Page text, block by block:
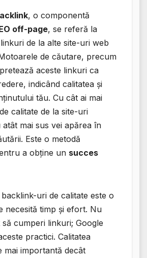
, o componentă
off-page, se referă la
de la alte site-uri web
de căutare, precum
aceste linkuri ca
indicând calitatea și
tău. Cu cât ai mai
calitate de la site-uri
mai sus vei apărea în
Este o metodă
a obține un succes
uri de calitate este o
necesită timp și efort. Nu
cumperi linkuri; Google
practici. Calitatea
mai importantă decât